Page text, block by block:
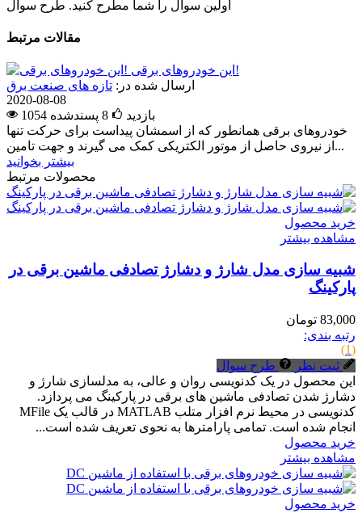
اولین سوال را شما مطرح کنید. طرح سوال
مقالات مرتبط
این خودروهای برقی!
ارسال شده در: تازه های صنعت برق
2020-08-08
1054 بازدید
8 پسندشده
خودروهای برقی همانطور که از اسمشان پیداست برای حرکت تنها
از نیروی حاصل از موتور الکتریکی کمک می گیرند و جهت تامین...
بیشتر بخوانید
محصولات مرتبط
خرید محصول
مشاهده بیشتر
شبیه سازی مدل شارژ و دشارژ تصادفی ماشین برقی در
پارکینگ
83,000 تومان
رتبه بندی:
(1)
ثبت نظر
طرح سوال
این محصول در یک کدنویسی روان و عالی، به مدلسازی شارژ و
دشارژ شدن تصادفی ماشین های برقی در پارکینگ می پردازد.
کدنویسی در محیط نرم افزار متلب MATLAB در قالب یک MFile
انجام شده است. تمامی پارامترها به نحوی تعریف شده است...
خرید محصول
مشاهده بیشتر
خرید محصول